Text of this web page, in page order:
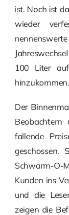
ist. Noch ist
wieder
100 Liter
hinzukommen.
Der
fallende
geschossen.
Schwarm-O-
Kunden ins
und die
zeigen die